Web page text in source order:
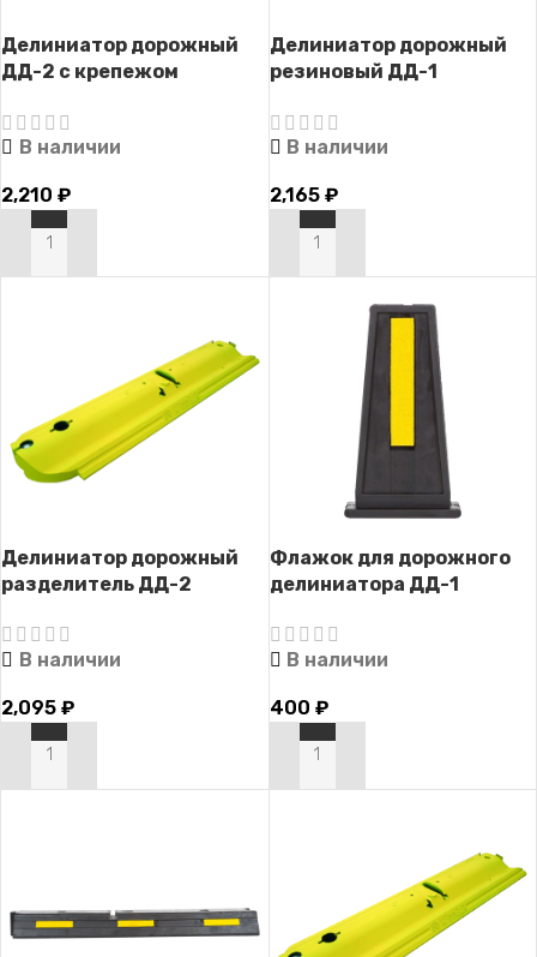
Делиниатор дорожный
ДД-2 с крепежом
В наличии
2,210 ₽
В КОРЗИНУ
Делиниатор дорожный
резиновый ДД-1
В наличии
2,165 ₽
В КОРЗИНУ
Делиниатор дорожный
разделитель ДД-2
В наличии
2,095 ₽
В КОРЗИНУ
Флажок для дорожного
делиниатора ДД-1
В наличии
400 ₽
В КОРЗИНУ